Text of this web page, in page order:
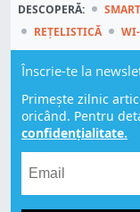
DESCOPERĂ:
REȚELISTICĂ
Înscrie-te la
Primește zilnic
oricând. Pentru
confidențialitate.